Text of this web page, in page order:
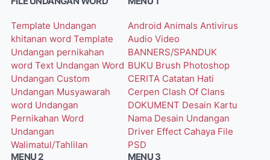
Template Undangan
khitanan word Template
Undangan pernikahan
word Text Undangan Word
Undangan Custom
Undangan Musyawarah
word Undangan
Pernikahan Word
Undangan
Walimatul/Tahlilan
Android Animals Antivirus
Audio Video
BANNERS/SPANDUK
BUKU Brush Photoshop
CERITA Catatan Hati
Cerpen Clash Of Clans
DOKUMENT Desain Kartu
Nama Desain Undangan
Driver Effect Cahaya File
PSD
MENU 2
MENU 3